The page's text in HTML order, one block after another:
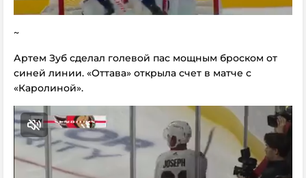
~
Артем Зуб сделал голевой пас мощным броском от
синей линии. «Оттава» открыла счет в матче с
«Каролиной».